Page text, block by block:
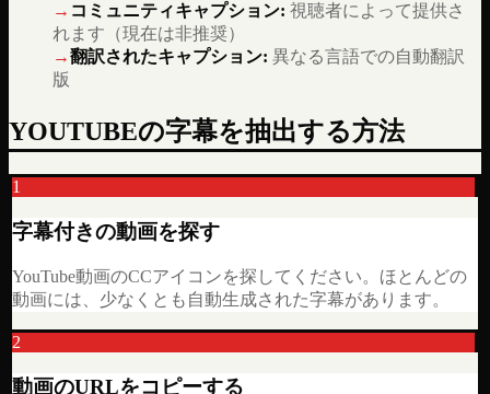
→ コミュニティキャプション: 視聴者によって提供さ
れます（現在は非推奨）
→翻訳されたキャプション: 異なる言語での自動翻訳
版
YOUTUBEの字幕を抽出する方法
1
字幕付きの動画を探す
YouTube動画のCCアイコンを探してください。ほとんどの
動画には、少なくとも自動生成された字幕があります。
2
動画のURLをコピーする